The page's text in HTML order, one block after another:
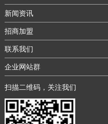
新闻资讯
招商加盟
联系我们
企业网站群
扫描二维码，关注我们